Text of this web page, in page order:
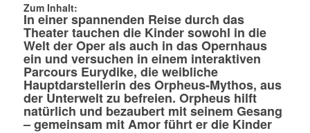
Zum Inhalt:
In einer spannenden Reise durch das
Theater tauchen die Kinder sowohl in die
Welt der Oper als auch in das Opernhaus
ein und versuchen in einem interaktiven
Parcours Eurydike, die weibliche
Hauptdarstellerin des Orpheus-Mythos, aus
der Unterwelt zu befreien. Orpheus hilft
natürlich und bezaubert mit seinem Gesang
– gemeinsam mit Amor führt er die Kinder